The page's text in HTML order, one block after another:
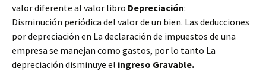
valor diferente al valor libro Depreciación:
Disminución periódica del valor de un bien. Las deducciones
por depreciación en La declaración de impuestos de una
empresa se manejan como gastos, por lo tanto La
depreciación disminuye el ingreso Gravable.